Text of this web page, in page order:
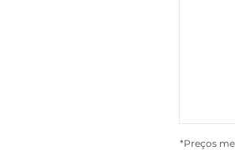
*Preços